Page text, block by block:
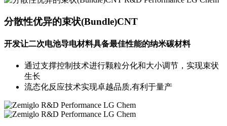
分散性优异的束状(Bundle)CNT
开发让二次电池导电材料具备最佳性能的纳米碳材料
通过支撑控制技术进行颗粒分化和大小调节，实现束状
生长
流态化反应技术实现卓越品质,有利于量产